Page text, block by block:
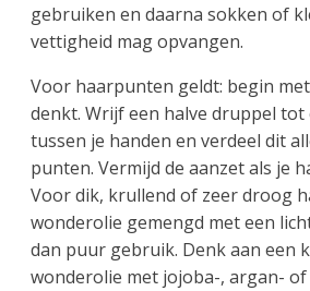
gebruiken en daarna sokken of
vettigheid mag opvangen.
Voor haarpunten geldt: begin
denkt. Wrijf een halve druppel tot
tussen je handen en verdeel dit
punten. Vermijd de aanzet als je
Voor dik, krullend of zeer droog
wonderolie gemengd met een
dan puur gebruik. Denk aan een
wonderolie met jojoba-, argan-